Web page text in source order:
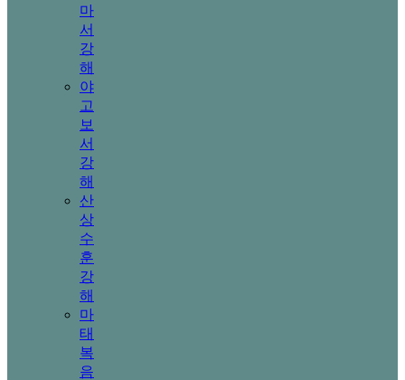
마
서
강
해
야
고
보
서
강
해
산
상
수
훈
강
해
마
태
복
음